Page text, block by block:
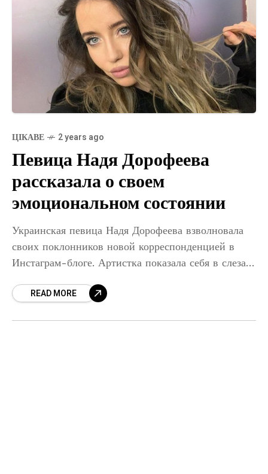
ЦІКАВЕ 2 years ago
Певица Надя Дорофеева
рассказала о своем
эмоциональном состоянии
Украинская певица Надя Дорофеева взволновала
своих поклонников новой корреспонденцией в
Инстаграм-блоге. Артистка показала себя в слезах
Дорофеева – одна из самых известных
READ MORE